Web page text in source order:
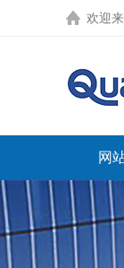
欢迎来
网